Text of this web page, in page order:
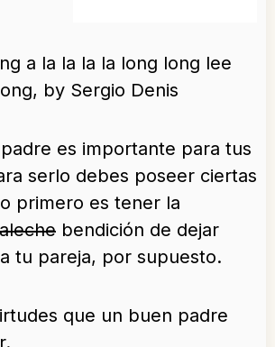
a la la la la long long lee
by Sergio Denis
es importante para tus
serlo debes poseer ciertas
primero es tener la
bendición de dejar
tu pareja, por supuesto.
que un buen padre